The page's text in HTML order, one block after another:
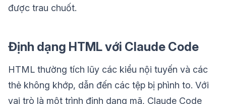
được trau chuốt.
Định dạng HTML với Claude Code
HTML thường tích lũy các kiểu nội tuyến và các
thẻ không khớp, dẫn đến các tệp bị phình to. Với
vai trò là một trình định dạng mã, Claude Code